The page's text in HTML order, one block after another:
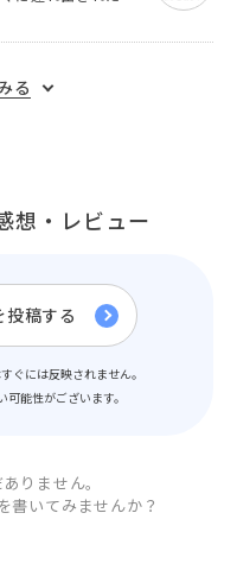
る
想・レビュー
稿する
ぐには反映されません。
能性がございます。
りません。
書いてみませんか？